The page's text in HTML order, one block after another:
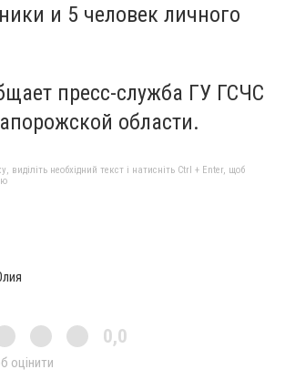
и 5 человек личного
пресс-служба ГУ ГСЧС
области.
необхідний текст і натисніть Ctrl + Enter, щоб
0,0
оцінити